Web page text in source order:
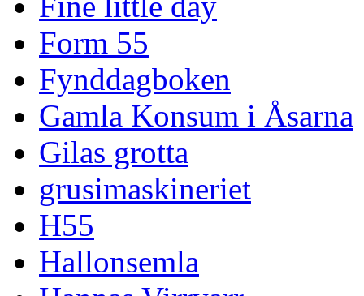
Form 55
Fynddagboken
Gamla Konsum i Åsarna
Gilas grotta
grusimaskineriet
H55
Hallonsemla